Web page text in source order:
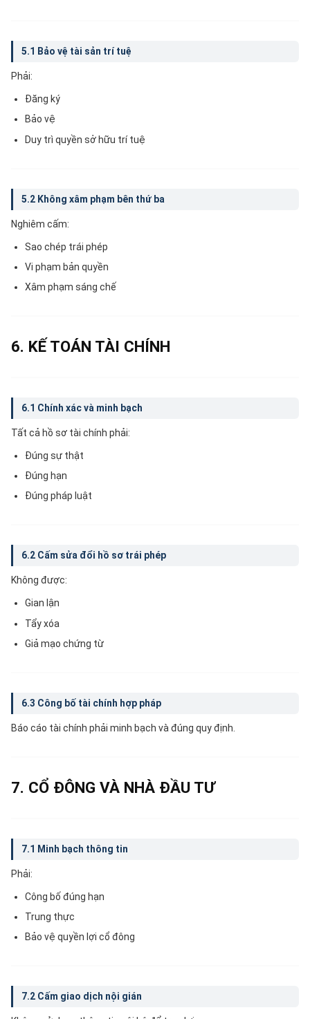
5.1 Bảo vệ tài sản trí tuệ
Phải:
Đăng ký
Bảo vệ
Duy trì quyền sở hữu trí tuệ
5.2 Không xâm phạm bên thứ ba
Nghiêm cấm:
Sao chép trái phép
Vi phạm bản quyền
Xâm phạm sáng chế
6. KẾ TOÁN TÀI CHÍNH
6.1 Chính xác và minh bạch
Tất cả hồ sơ tài chính phải:
Đúng sự thật
Đúng hạn
Đúng pháp luật
6.2 Cấm sửa đổi hồ sơ trái phép
Không được:
Gian lận
Tẩy xóa
Giả mạo chứng từ
6.3 Công bố tài chính hợp pháp
Báo cáo tài chính phải minh bạch và đúng quy định.
7. CỔ ĐÔNG VÀ NHÀ ĐẦU TƯ
7.1 Minh bạch thông tin
Phải:
Công bố đúng hạn
Trung thực
Bảo vệ quyền lợi cổ đông
7.2 Cấm giao dịch nội gián